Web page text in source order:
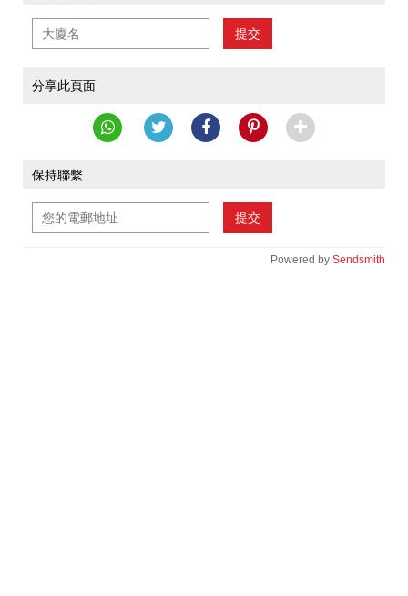
提交
分享此頁面
保持聯繫
提交
Powered by Sendsmith